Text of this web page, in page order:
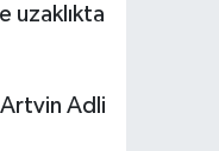
uzaklıkta
Artvin Adli